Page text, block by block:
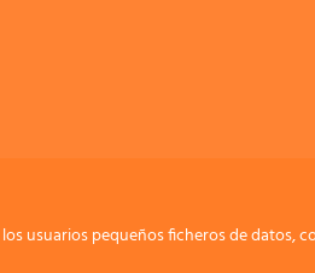
usuarios pequeños ficheros de datos,